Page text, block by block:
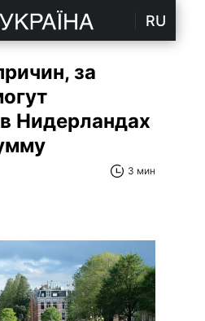
RU
за
Нидерландах
3 мин